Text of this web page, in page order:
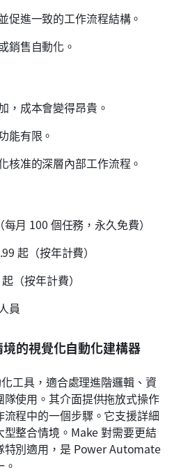
促進一致的工作流程結構。
銷售自動化。
，成本會變得昂貴。
能有限。
核准的深層內部工作流程。
月 100 個任務，永久免費）
起（按年計費）
（按年計費）
員
的視覺化自動化建構器
工具，適合處理進階邏輯、資
使用。其介面提供拖放式操作
程中的一個步驟。它支援詳細
整合情境。Make 對需要更結
特別適用，是 Power Automate